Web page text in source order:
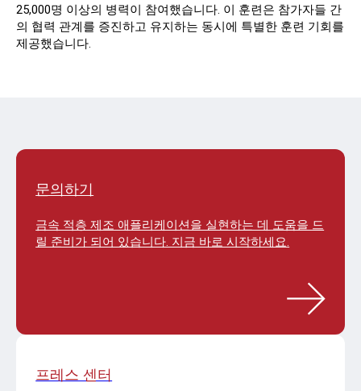
25,000명 이상의 병력이 참여했습니다. 이 훈련은 참가자들 간
의 협력 관계를 증진하고 유지하는 동시에 특별한 훈련 기회를
제공했습니다.
문의하기
금속 적층 제조 애플리케이션을 실현하는 데 도움을 드
릴 준비가 되어 있습니다. 지금 바로 시작하세요.
프레스 센터